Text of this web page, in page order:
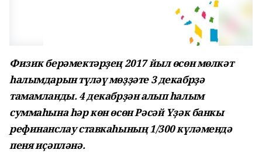
Физик берәмектәрҙең 2017 йыл өсөн мөлкәт
һалымдарын түләү мөҙҙәте 3 декабрҙә
тамамланды. 4 декабрҙән алып һалым
суммаһына һәр көн өсөн Рәсәй Үҙәк банкы
рефинанслау ставкаһының 1/300 күләмендә
пеня иҫәпләнә.